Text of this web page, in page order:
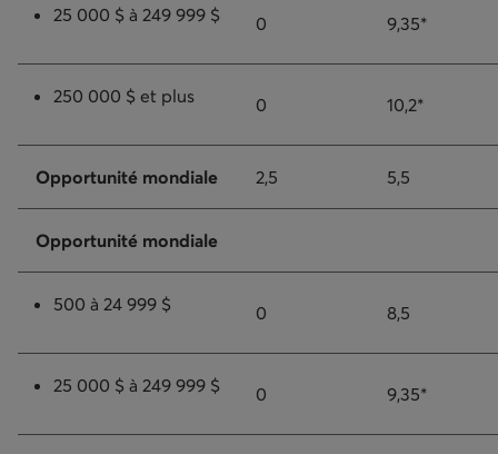
25 000 $ à 249 999 $ 0 9,35*
250 000 $ et plus 0 10,2*
Opportunité mondiale 2,5 5,5
Opportunité mondiale
500 à 24 999 $ 0 8,5
25 000 $ à 249 999 $ 0 9,35*